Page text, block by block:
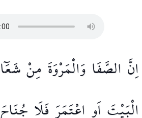
اِنَّ الصَّفَا وَالْمَرْوَةَ مِنْ
الْبَيْتَاَوِ اعْتَمَرَفَلَا جُنَاحَ